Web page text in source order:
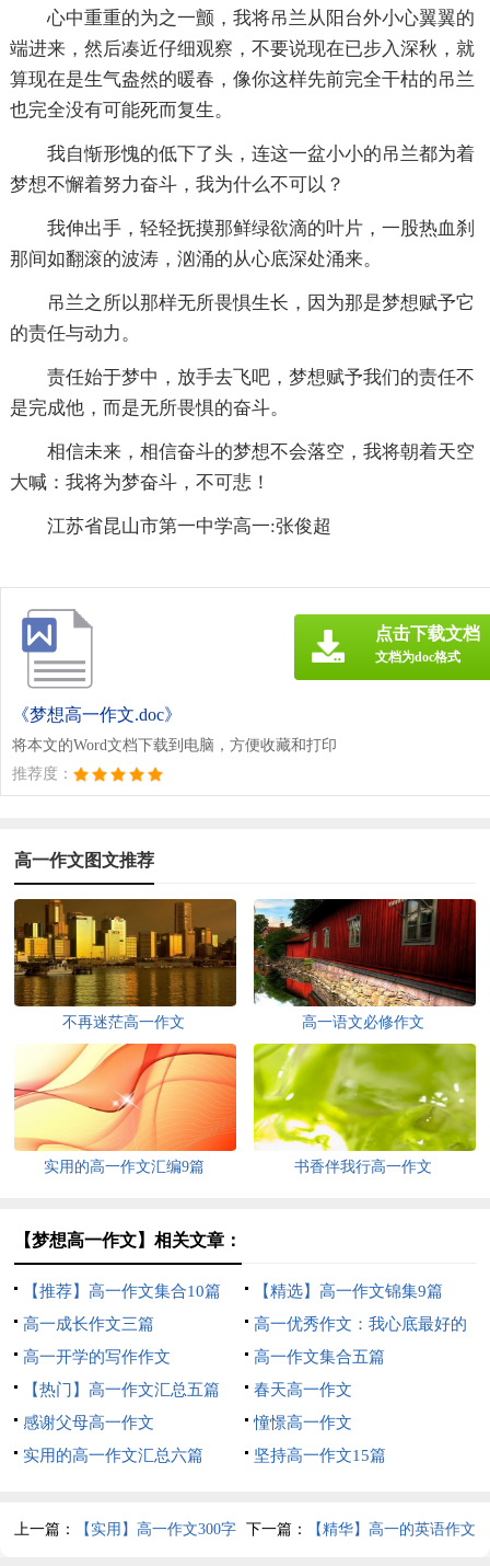
心中重重的为之一颤，我将吊兰从阳台外小心翼翼的
端进来，然后凑近仔细观察，不要说现在已步入深秋，就
算现在是生气盎然的暖春，像你这样先前完全干枯的吊兰
也完全没有可能死而复生。
我自惭形愧的低下了头，连这一盆小小的吊兰都为着
梦想不懈着努力奋斗，我为什么不可以？
我伸出手，轻轻抚摸那鲜绿欲滴的叶片，一股热血刹
那间如翻滚的波涛，汹涌的从心底深处涌来。
吊兰之所以那样无所畏惧生长，因为那是梦想赋予它
的责任与动力。
责任始于梦中，放手去飞吧，梦想赋予我们的责任不
是完成他，而是无所畏惧的奋斗。
相信未来，相信奋斗的梦想不会落空，我将朝着天空
大喊：我将为梦奋斗，不可悲！
江苏省昆山市第一中学高一:张俊超
《梦想高一作文.doc》
将本文的Word文档下载到电脑，方便收藏和打印
推荐度：
点击下载文档
文档为doc格式
高一作文图文推荐
不再迷茫高一作文 高一语文必修作文
实用的高一作文汇编9篇 书香伴我行高一作文
【梦想高一作文】相关文章：
【推荐】高一作文集合10篇
【精选】高一作文锦集9篇
高一成长作文三篇
高一优秀作文：我心底最好的
回忆
高一开学的写作作文
高一作文集合五篇
【热门】高一作文汇总五篇
春天高一作文
感谢父母高一作文
憧憬高一作文
实用的高一作文汇总六篇
坚持高一作文15篇
上一篇： 【实用】高一作文300字 下一篇： 【精华】高一的英语作文